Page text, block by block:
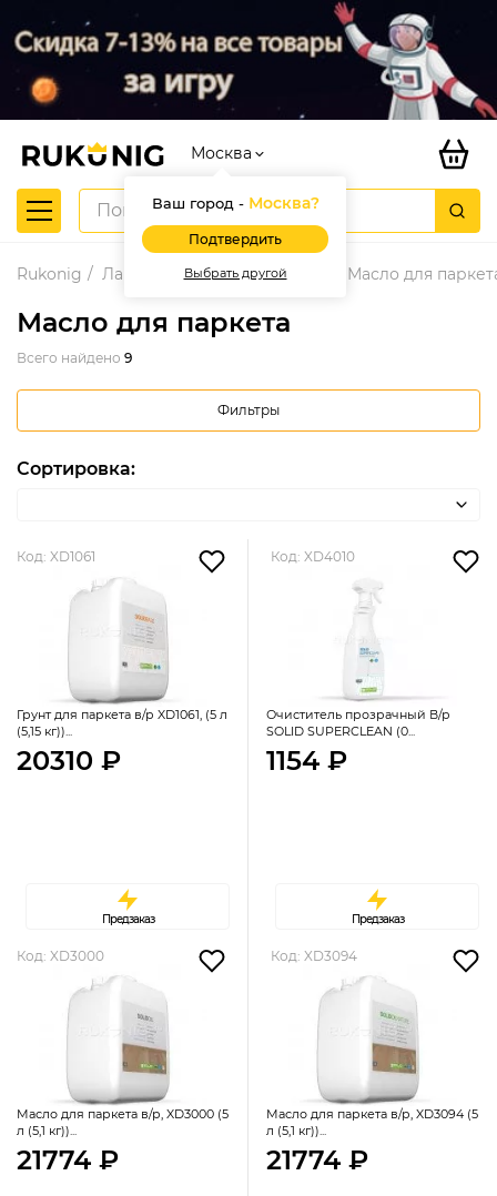
Москва
Ваш город - Москва?
Подтвердить
Выбрать другой
Rukonig Лакокрасочные материалы Масло для
Масло для паркета
Всего найдено 9
Фильтры
Сортировка:
Код: XD1061
Грунт для паркета в/р XD1061, (5 л
(5,15 кг))...
20310 ₽
Предзаказ
Код: XD4010
Очиститель прозрачный В/р
SOLID SUPERCLEAN (0...
1154 ₽
Предзаказ
Код: XD3000
Масло для паркета в/р, XD3000 (5
л (5,1 кг))...
21774 ₽
Код: XD3094
Масло для паркета в/р, XD3094 (5
л (5,1 кг))...
21774 ₽